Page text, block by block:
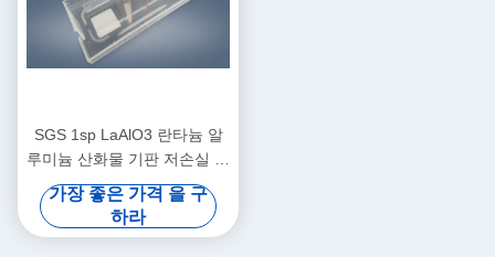
SGS 1sp LaAlO3 란타늄 알
루미늄 산화물 기판 저손실 마
이크로파
가장 좋은 가격 을 구
하라